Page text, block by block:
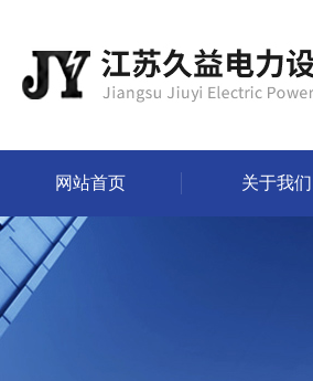
网站首页 关于我们